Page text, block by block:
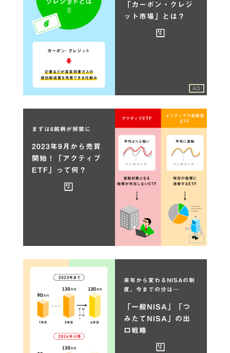
「カーボン・クレジ
ット市場」とは？
AD
まずは6銘柄が解禁に
2023年9月から売買
開始！「アクティブ
ETF」って何？
AD
来年から変わるNISAの制
度、今までの分は…
「一般NISA」「つ
みたてNISA」の出
口戦略